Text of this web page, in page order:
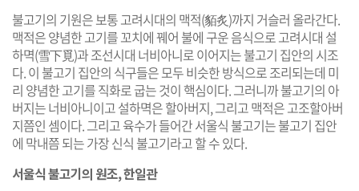
불고기의 기원은 보통 고려시대의 맥적(貊炙)까지 거슬러 올라간다.
맥적은 양념한 고기를 꼬치에 꿰어 불에 구운 음식으로 고려시대 설
하멱(雪下覓)과 조선시대 너비아니로 이어지는 불고기 집안의 시조
다. 이 불고기 집안의 식구들은 모두 비슷한 방식으로 조리되는데 미
리 양념한 고기를 직화로 굽는 것이 핵심이다. 그러니까 불고기의 아
버지는 너비아니이고 설하멱은 할아버지, 그리고 맥적은 고조할아버
지쯤인 셈이다. 그리고 육수가 들어간 서울식 불고기는 불고기 집안
에 막내쯤 되는 가장 신식 불고기라고 할 수 있다.
서울식 불고기의 원조, 한일관